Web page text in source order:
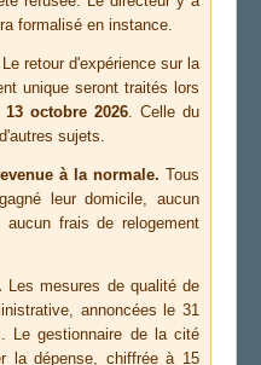
formalisé en instance.
Le retour d'expérience sur la
unique seront traités lors
13 octobre 2026. Celle du
sujets.
à la normale. Tous
leur domicile, aucun
aucun frais de relogement
Les mesures de qualité de
annoncées le 31
Le gestionnaire de la cité
la dépense, chiffrée à 15